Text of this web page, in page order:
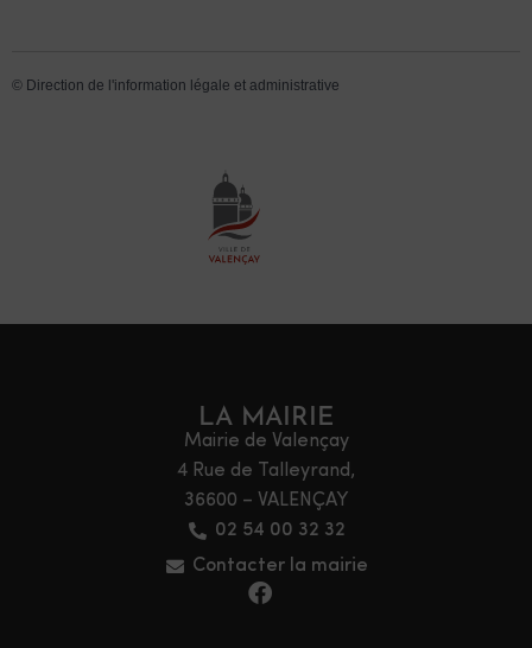
© Direction de l'information légale et administrative
LA MAIRIE
Mairie de Valençay
4 Rue de Talleyrand,
36600 – VALENÇAY
02 54 00 32 32
Contacter la mairie